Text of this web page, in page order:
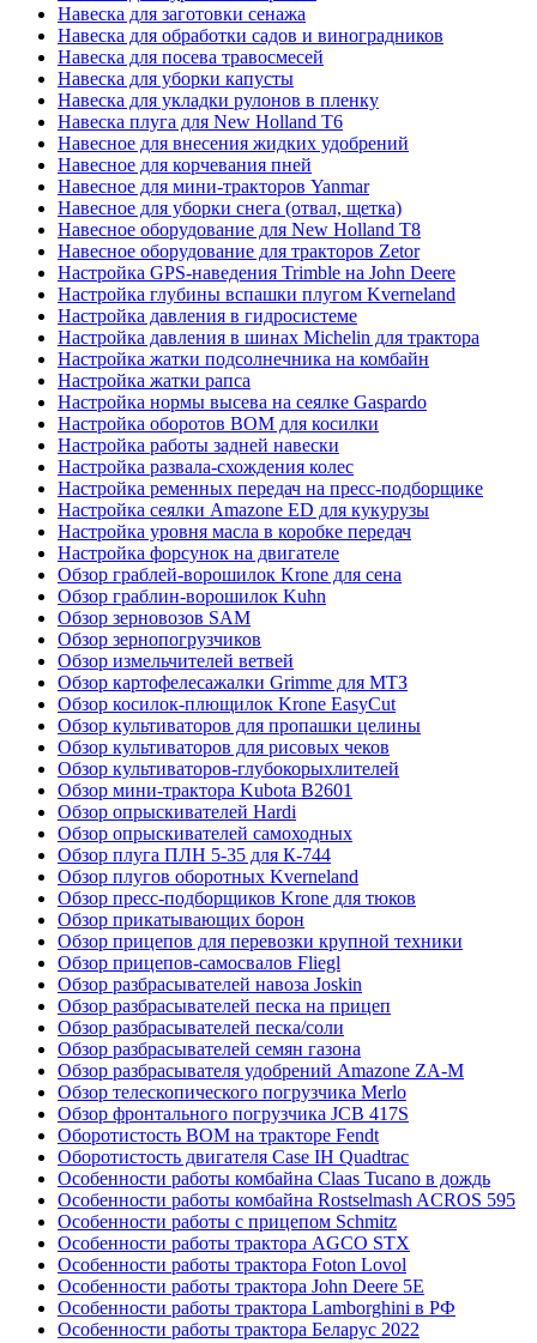
Навеска для заготовки сенажа
Навеска для обработки садов и виноградников
Навеска для посева травосмесей
Навеска для уборки капусты
Навеска для укладки рулонов в пленку
Навеска плуга для New Holland T6
Навесное для внесения жидких удобрений
Навесное для корчевания пней
Навесное для мини-тракторов Yanmar
Навесное для уборки снега (отвал, щетка)
Навесное оборудование для New Holland T8
Навесное оборудование для тракторов Zetor
Настройка GPS-наведения Trimble на John Deere
Настройка глубины вспашки плугом Kverneland
Настройка давления в гидросистеме
Настройка давления в шинах Michelin для трактора
Настройка жатки подсолнечника на комбайн
Настройка жатки рапса
Настройка нормы высева на сеялке Gaspardo
Настройка оборотов ВОМ для косилки
Настройка работы задней навески
Настройка развала-схождения колес
Настройка ременных передач на пресс-подборщике
Настройка сеялки Amazone ED для кукурузы
Настройка уровня масла в коробке передач
Настройка форсунок на двигателе
Обзор граблей-ворошилок Krone для сена
Обзор граблин-ворошилок Kuhn
Обзор зерновозов SAM
Обзор зернопогрузчиков
Обзор измельчителей ветвей
Обзор картофелесажалки Grimme для МТЗ
Обзор косилок-плющилок Krone EasyCut
Обзор культиваторов для пропашки целины
Обзор культиваторов для рисовых чеков
Обзор культиваторов-глубокорыхлителей
Обзор мини-трактора Kubota B2601
Обзор опрыскивателей Hardi
Обзор опрыскивателей самоходных
Обзор плуга ПЛН 5-35 для К-744
Обзор плугов оборотных Kverneland
Обзор пресс-подборщиков Krone для тюков
Обзор прикатывающих борон
Обзор прицепов для перевозки крупной техники
Обзор прицепов-самосвалов Fliegl
Обзор разбрасывателей навоза Joskin
Обзор разбрасывателей песка на прицеп
Обзор разбрасывателей песка/соли
Обзор разбрасывателей семян газона
Обзор разбрасывателя удобрений Amazone ZA-M
Обзор телескопического погрузчика Merlo
Обзор фронтального погрузчика JCB 417S
Оборотистость ВОМ на тракторе Fendt
Оборотистость двигателя Case IH Quadtrac
Особенности работы комбайна Claas Tucano в дождь
Особенности работы комбайна Rostselmash ACROS 595
Особенности работы с прицепом Schmitz
Особенности работы трактора AGCO STX
Особенности работы трактора Foton Lovol
Особенности работы трактора John Deere 5E
Особенности работы трактора Lamborghini в РФ
Особенности работы трактора Беларус 2022